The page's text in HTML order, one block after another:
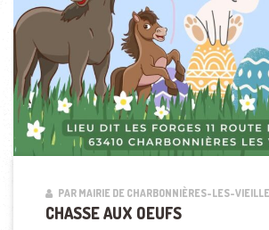
PAR MAIRIE DE CHARBONNIÈRES-LES-
CHASSE AUX OEUFS